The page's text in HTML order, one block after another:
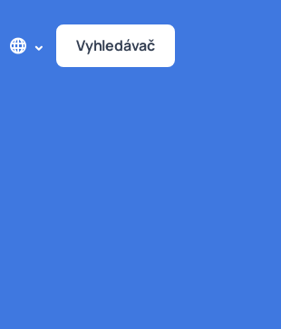
Vyhledávač